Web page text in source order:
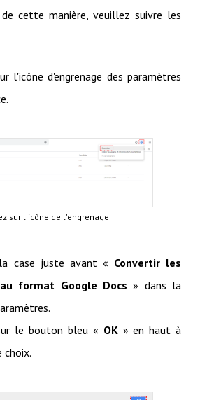
cette manière, veuillez suivre les
l'icône d'engrenage des paramètres
sur l'icône de l'engrenage
case juste avant « Convertir les
format Google Docs » dans la
le bouton bleu « OK » en haut à